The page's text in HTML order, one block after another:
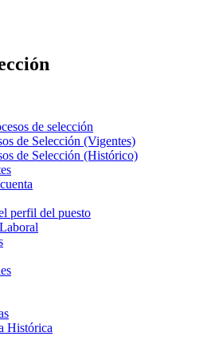
de selección
de Selección (Vigentes)
de Selección (Histórico)
perfil del puesto
Histórica